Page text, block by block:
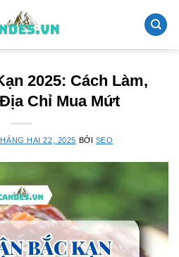
2025: Cách Làm,
Chỉ Mua Mứt
HAI 22, 2025 BỞI SEO